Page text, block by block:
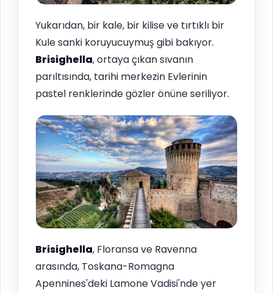
Yukarıdan, bir kale, bir kilise ve tırtıklı bir
Kule sanki koruyucuymuş gibi bakıyor.
Brisighella, ortaya çıkan sıvanın
parıltısında, tarihi merkezin Evlerinin
pastel renklerinde gözler önüne seriliyor.
Brisighella, Floransa ve Ravenna
arasında, Toskana-Romagna
Apennines'deki Lamone Vadisi'nde yer